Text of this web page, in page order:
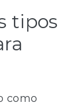
tipos
como